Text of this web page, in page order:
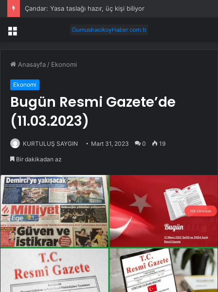
Çandar: Yasa taslağı hazır, üç kişi biliyor
Menü
Anasayfa / Ekonomi
Ekonomi
Bugün Resmi Gazete’de
(11.03.2023)
KURTULUŞ SAYGIN Mart 31, 2023 0 19
Bir dakikadan az